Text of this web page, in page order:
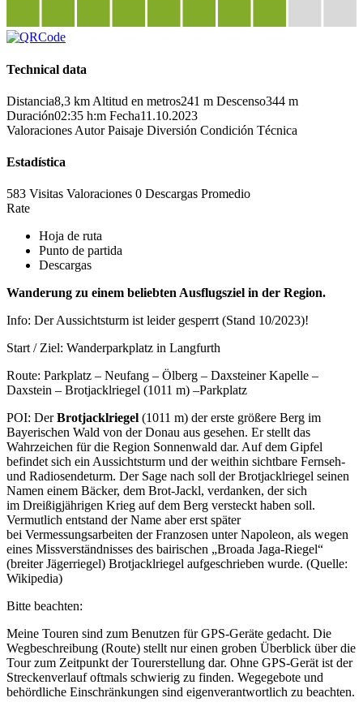
Technical data
Distancia8,3 km Altitud en metros241 m Descenso344 m
Duración02:35 h:m Fecha11.10.2023
Valoraciones Autor Paisaje Diversión Condición Técnica
Estadística
583 Visitas Valoraciones 0 Descargas Promedio
Rate
Hoja de ruta
Punto de partida
Descargas
Wanderung zu einem beliebten Ausflugsziel in der Region.
Info: Der Aussichtsturm ist leider gesperrt (Stand 10/2023)!
Start / Ziel: Wanderparkplatz in Langfurth
Route: Parkplatz – Neufang – Ölberg – Daxsteiner Kapelle –
Daxstein – Brotjacklriegel (1011 m) –Parkplatz
POI: DerBrotjacklriegel (1011 m) der erste größere Berg im
Bayerischen Wald von der Donau aus gesehen. Er stellt das
Wahrzeichen für die Region Sonnenwald dar. Auf dem Gipfel
befindet sich ein Aussichtsturm und der weithin sichtbare Fernseh-
und Radiosendeturm. Der Sage nach soll der Brotjacklriegel seinen
Namen einem Bäcker, dem Brot-Jackl, verdanken, der sich
im Dreißigjährigen Krieg auf dem Berg versteckt haben soll.
Vermutlich entstand der Name aber erst später
bei Vermessungsarbeiten der Franzosen unter Napoleon, als wegen
eines Missverständnisses des bairischen „Broada Jaga-Riegel“
(breiter Jägerriegel) Brotjacklriegel aufgeschrieben wurde. (Quelle:
Wikipedia)
Bitte beachten:
Meine Touren sind zum Benutzen für GPS-Geräte gedacht. Die
Wegbeschreibung (Route) stellt nur einen groben Überblick über die
Tour zum Zeitpunkt der Tourerstellung dar. Ohne GPS-Gerät ist der
Streckenverlauf oftmals schwierig zu finden. Wegegebote und
behördliche Einschränkungen sind eigenverantwortlich zu beachten.